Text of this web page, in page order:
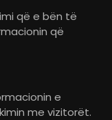
që e bën të
që
e
me vizitorët.